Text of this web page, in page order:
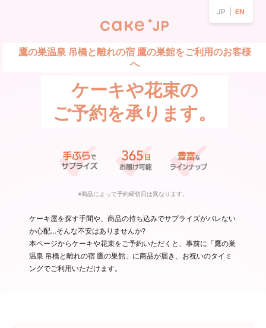
JP |EN
鷹の巣温泉 吊橋と離れの宿 鷹の巣館をご利用のお客様
へ
ケーキや花束の
ご予約を承ります。
※商品によって予約締切日は異なります。
ケーキ屋を探す手間や、商品の持ち込みでサプライズがバレない
か心配…そんな不安はありませんか?
本ページからケーキや花束をご予約いただくと、事前に「鷹の巣
温泉 吊橋と離れの宿 鷹の巣館」に商品が届き、お祝いのタイミ
ングでご利用いただけます。